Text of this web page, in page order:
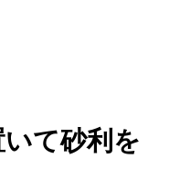
て砂利を